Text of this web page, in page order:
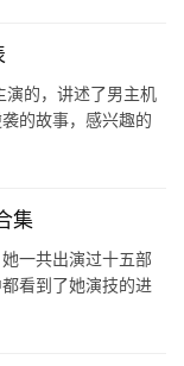
演的，讲述了男主机
的故事，感兴趣的
集
一共出演过十五部
看到了她演技的进